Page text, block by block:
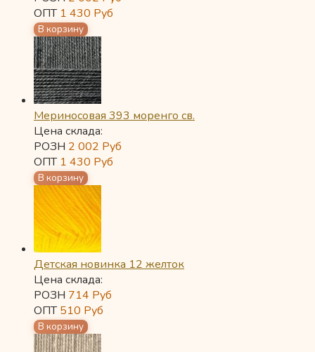
ОПТ 1 430 Руб
Мериносовая 393 моренго св.
Цена склада:
РОЗН 2 002 Руб
ОПТ 1 430 Руб
Детская новинка 12 желток
Цена склада:
РОЗН 714 Руб
ОПТ510 Руб